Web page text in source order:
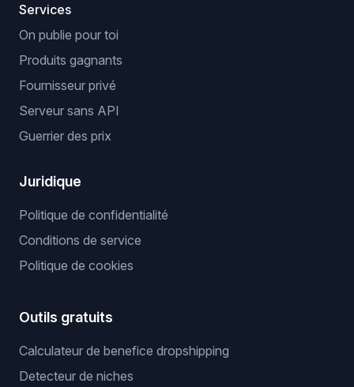
Services
On publie pour toi
Produits gagnants
Fournisseur privé
Serveur sans API
Guerrier des prix
Juridique
Politique de confidentialité
Conditions de service
Politique de cookies
Outils gratuits
Calculateur de benefice dropshipping
Detecteur de niches